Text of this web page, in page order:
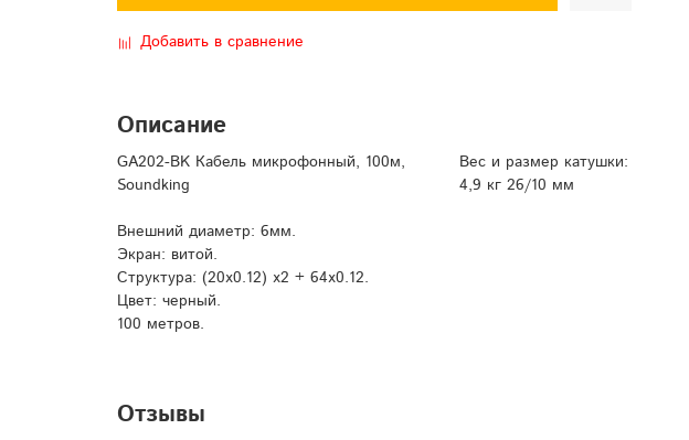
Добавить в сравнение
Описание
GA202-BK Кабель микрофонный, 100м,
Soundking
Внешний диаметр: 6мм.
Экран: витой.
Структура: (20х0.12) x2 + 64х0.12.
Цвет: черный.
100 метров.
Вес и размер катушки:
4,9 кг 26/10 мм
Отзывы